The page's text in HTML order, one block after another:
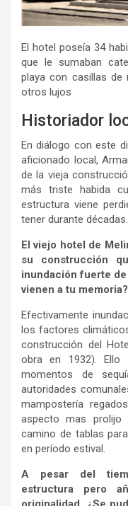
El hotel poseía 34
que le sumaban
playa con casillas de
otros lujos
Historiador
En diálogo con este
aficionado local,
de la vieja
más triste habida
estructura viene
tener durante décadas.
El viejo hotel de
su construcción
inundación fuerte
vienen a tu memoria?
Efectivamente
los factores
construcción del
obra en 1932).
momentos de
autoridades
mampostería
aspecto mas prolijo
camino de tablas
en período estival.
A pesar del
estructura pero